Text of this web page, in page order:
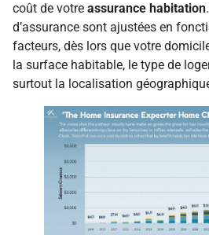
coût de votre assurance habitation
d’assurance sont ajustées en
facteurs, dès lors que votre
la surface habitable, le type de
surtout la localisation